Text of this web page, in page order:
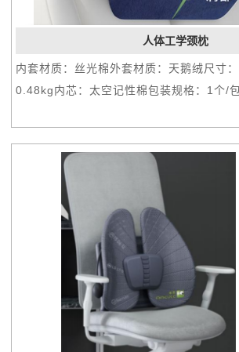
人体工学颈枕
内套材质：丝光棉外套材质：天鹅绒尺寸
0.48kg内芯：太空记性棉包装规格：1个/